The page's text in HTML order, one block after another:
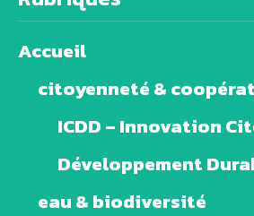
Accueil
citoyenneté &
ICDD – Innovation
Développement
eau & biodiversité